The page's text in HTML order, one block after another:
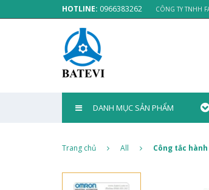
HOTLINE: 0966383262 CÔNG TY TNHH
DANH MỤC SẢN PHẨM
Trang chủ All Công tắc